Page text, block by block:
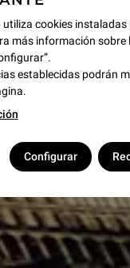
utiliza cookies
más información
establecidas podrán
Configurar